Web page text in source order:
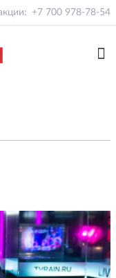
+7 700 978-78-54